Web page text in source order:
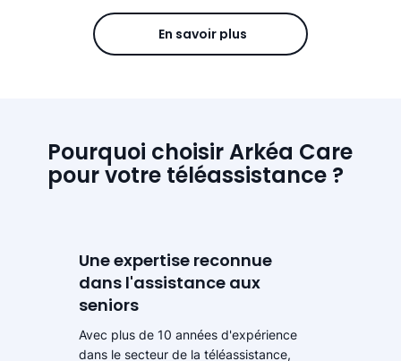
En savoir plus
Pourquoi choisir Arkéa Care
pour votre téléassistance ?
Une expertise reconnue
dans l'assistance aux
seniors
Avec plus de 10 années d'expérience
dans le secteur de la téléassistance,